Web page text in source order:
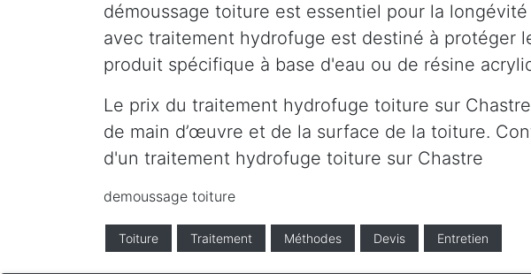
démoussage toiture est essentiel pour la
avec traitement hydrofuge est destiné à protéger
produit spécifique à base d'eau ou de résine
Le prix du traitement hydrofuge toiture sur
de main d’œuvre et de la surface de la toiture.
d'un traitement hydrofuge toiture sur Chastre
demoussage toiture
Toiture Traitement Méthodes Devis Entretien